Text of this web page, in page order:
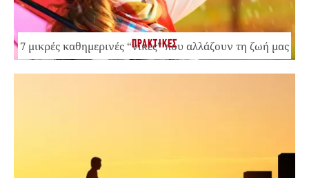
ΠΡΑΚΤΙΚΕΣ
7 μικρές καθημερινές “νίκες” που αλλάζουν τη ζωή μας